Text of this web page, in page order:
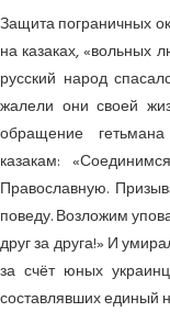
Защита пограничных
на казаках, «вольных
русский народ
жалели они своей
обращение
казакам:
Православную.
поведу. Возложим
друг за друга!» И
за счёт юных
составлявших единый